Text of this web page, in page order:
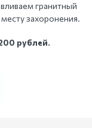
гранитный
захоронения.
рублей.